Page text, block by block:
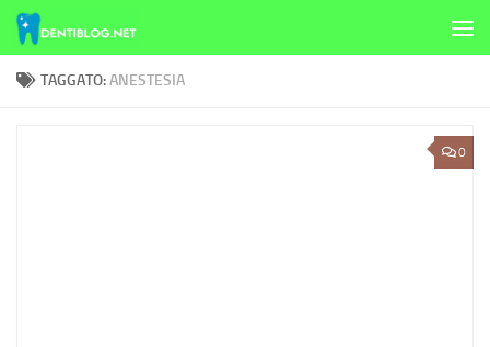
Skip to content
TAGGATO:ANESTESIA
0